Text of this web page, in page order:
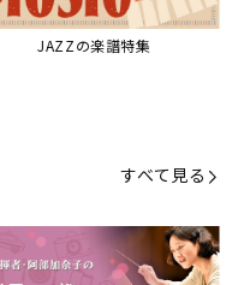
JAZZの楽譜特集
すべて見る